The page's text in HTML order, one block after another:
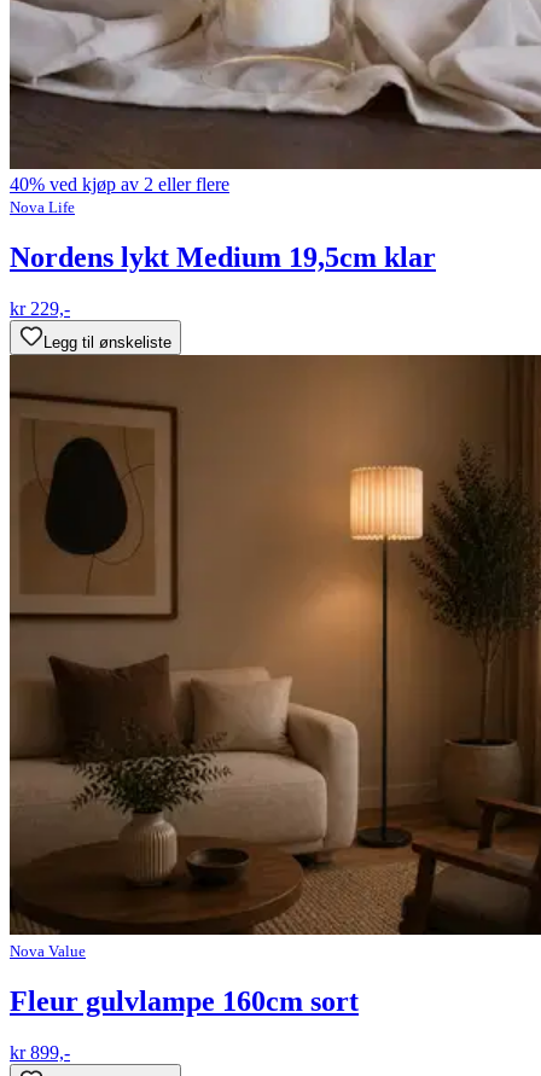
40% ved kjøp av 2 eller flere
Nova Life
Nordens lykt Medium 19,5cm klar
kr 229,-
Legg til ønskeliste
Nova Value
Fleur gulvlampe 160cm sort
kr 899,-